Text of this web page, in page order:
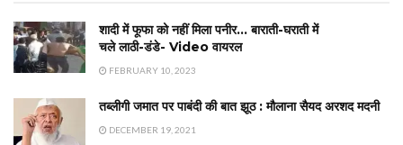
शादी में फूफा को नहीं मिला पनीर… बाराती-घराती में
चले लाठी-डंडे- Video वायरल
FEBRUARY 10, 2023
तब्लीगी जमात पर पाबंदी की बात झूठ : मौलाना सैयद अरशद मदनी
DECEMBER 19, 2021